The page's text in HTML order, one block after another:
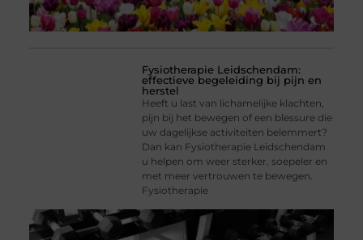
Fysiotherapie Leidschendam:
effectieve begeleiding bij pijn en
herstel
Heeft u last van lichamelijke klachten,
pijn bij het bewegen of een blessure die
uw dagelijkse activiteiten belemmert?
Dan kan Fysiotherapie Leidschendam
u helpen om weer sterker, soepeler en
met meer vertrouwen te bewegen.
Fysiotherapie